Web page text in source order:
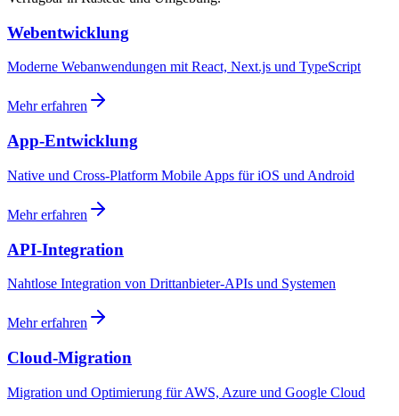
Webentwicklung
Moderne Webanwendungen mit React, Next.js und TypeScript
Mehr erfahren
App-Entwicklung
Native und Cross-Platform Mobile Apps für iOS und Android
Mehr erfahren
API-Integration
Nahtlose Integration von Drittanbieter-APIs und Systemen
Mehr erfahren
Cloud-Migration
Migration und Optimierung für AWS, Azure und Google Cloud